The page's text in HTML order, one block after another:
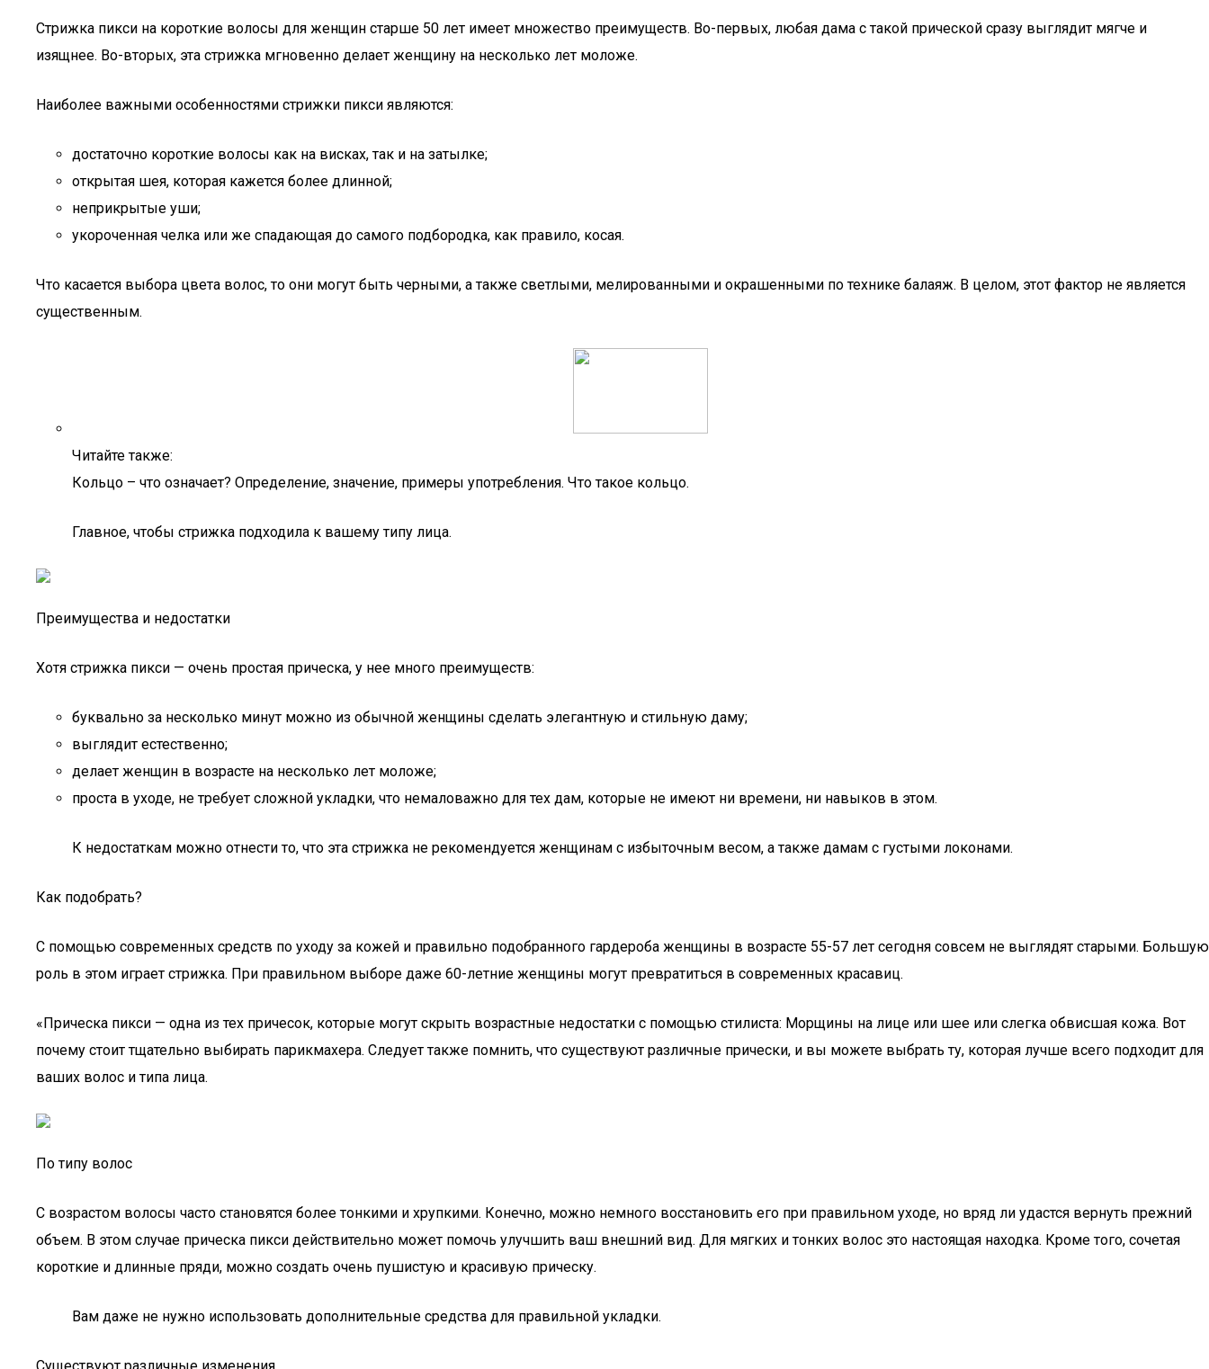
Стрижка пикси на короткие волосы для женщин старше 50 лет имеет множество преимуществ. Во-первых, любая дама с такой прической сразу выглядит мягче и
изящнее. Во-вторых, эта стрижка мгновенно делает женщину на несколько лет моложе.
Наиболее важными особенностями стрижки пикси являются:
достаточно короткие волосы как на висках, так и на затылке;
открытая шея, которая кажется более длинной;
неприкрытые уши;
укороченная челка или же спадающая до самого подбородка, как правило, косая.
Что касается выбора цвета волос, то они могут быть черными, а также светлыми, мелированными и окрашенными по технике балаяж. В целом, этот фактор не является
существенным.
Читайте также:
Кольцо – что означает? Определение, значение, примеры употребления. Что такое кольцо.
Главное, чтобы стрижка подходила к вашему типу лица.
Преимущества и недостатки
Хотя стрижка пикси — очень простая прическа, у нее много преимуществ:
буквально за несколько минут можно из обычной женщины сделать элегантную и стильную даму;
выглядит естественно;
делает женщин в возрасте на несколько лет моложе;
проста в уходе, не требует сложной укладки, что немаловажно для тех дам, которые не имеют ни времени, ни навыков в этом.
К недостаткам можно отнести то, что эта стрижка не рекомендуется женщинам с избыточным весом, а также дамам с густыми локонами.
Как подобрать?
С помощью современных средств по уходу за кожей и правильно подобранного гардероба женщины в возрасте 55-57 лет сегодня совсем не выглядят старыми. Большую
роль в этом играет стрижка. При правильном выборе даже 60-летние женщины могут превратиться в современных красавиц.
«Прическа пикси — одна из тех причесок, которые могут скрыть возрастные недостатки с помощью стилиста: Морщины на лице или шее или слегка обвисшая кожа. Вот
почему стоит тщательно выбирать парикмахера. Следует также помнить, что существуют различные прически, и вы можете выбрать ту, которая лучше всего подходит для
ваших волос и типа лица.
По типу волос
С возрастом волосы часто становятся более тонкими и хрупкими. Конечно, можно немного восстановить его при правильном уходе, но вряд ли удастся вернуть прежний
объем. В этом случае прическа пикси действительно может помочь улучшить ваш внешний вид. Для мягких и тонких волос это настоящая находка. Кроме того, сочетая
короткие и длинные пряди, можно создать очень пушистую и красивую прическу.
Вам даже не нужно использовать дополнительные средства для правильной укладки.